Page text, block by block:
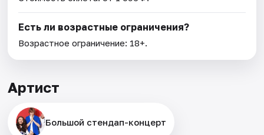
Есть ли возрастные ограничения?
Возрастное ограничение: 18+.
Артист
Большой стендап-концерт